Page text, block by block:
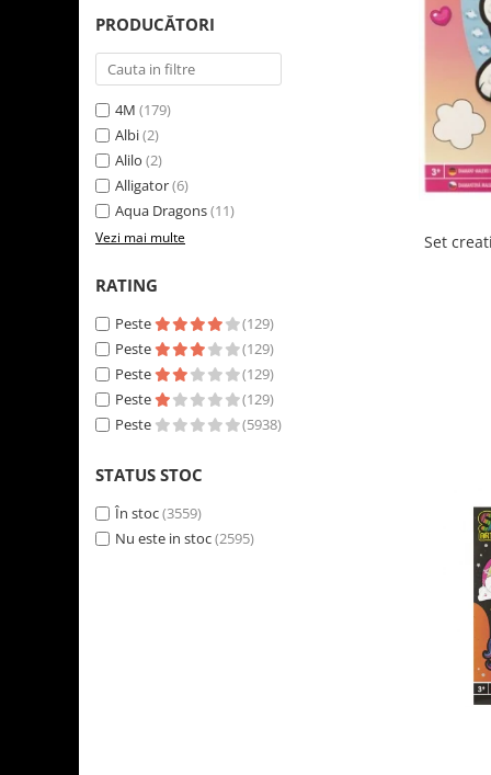
LEGO Creator Expert
LEGO Architecture
LEGO Ideas
LEGO Speed Champions
PRODUCĂTORI
4M (179)
Albi(2)
Alilo (2)
Alligator(6)
Aqua Dragons(11)
Vezi mai multe
RATING
Peste
(129)
Peste
(129)
Peste
(129)
Peste
(129)
Peste
(5938)
STATUS STOC
În stoc(3559)
Nu este in stoc(2595)
Set